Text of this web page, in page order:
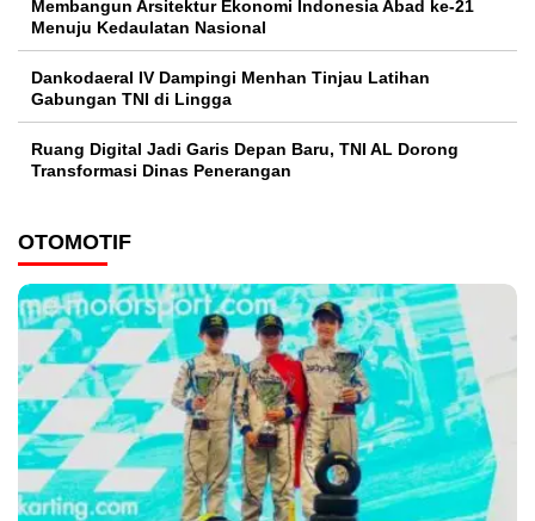
Membangun Arsitektur Ekonomi Indonesia Abad ke-21
Menuju Kedaulatan Nasional
Dankodaeral IV Dampingi Menhan Tinjau Latihan
Gabungan TNI di Lingga
Ruang Digital Jadi Garis Depan Baru, TNI AL Dorong
Transformasi Dinas Penerangan
OTOMOTIF